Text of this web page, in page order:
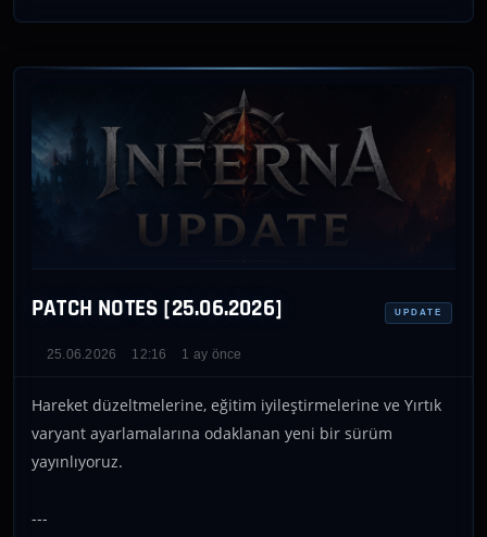
PATCH NOTES [25.06.2026] UPDATE
25.06.2026 12:16 1 ay önce
Hareket düzeltmelerine, eğitim iyileştirmelerine ve Yırtık
varyant ayarlamalarına odaklanan yeni bir sürüm
yayınlıyoruz.
---